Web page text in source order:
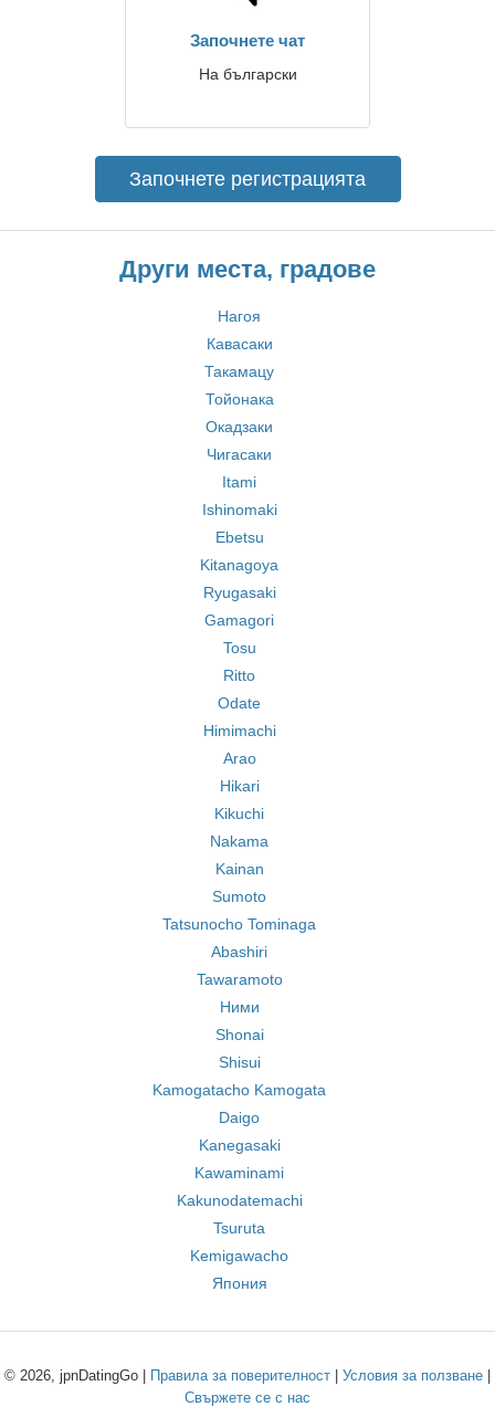
Започнете чат
На български
Започнете регистрацията
Други места, градове
Нагоя
Кавасаки
Такамацу
Тойонака
Окадзаки
Чигасаки
Itami
Ishinomaki
Ebetsu
Kitanagoya
Ryugasaki
Gamagori
Tosu
Ritto
Odate
Himimachi
Arao
Hikari
Kikuchi
Nakama
Kainan
Sumoto
Tatsunocho Tominaga
Abashiri
Tawaramoto
Ними
Shonai
Shisui
Kamogatacho Kamogata
Daigo
Kanegasaki
Kawaminami
Kakunodatemachi
Tsuruta
Kemigawacho
Япония
© 2026, jpnDatingGo | Правила за поверителност Условия за ползване
Свържете се с нас